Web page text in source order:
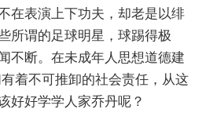
在表演上下功夫，却老是以绯
所谓的足球明星，球踢得极
不断。在未成年人思想道德建
着不可推卸的社会责任，从这
好好学学人家乔丹呢？